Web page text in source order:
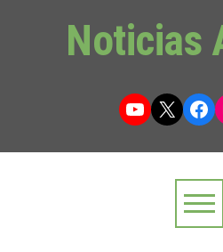
Noticias
YouTube
X